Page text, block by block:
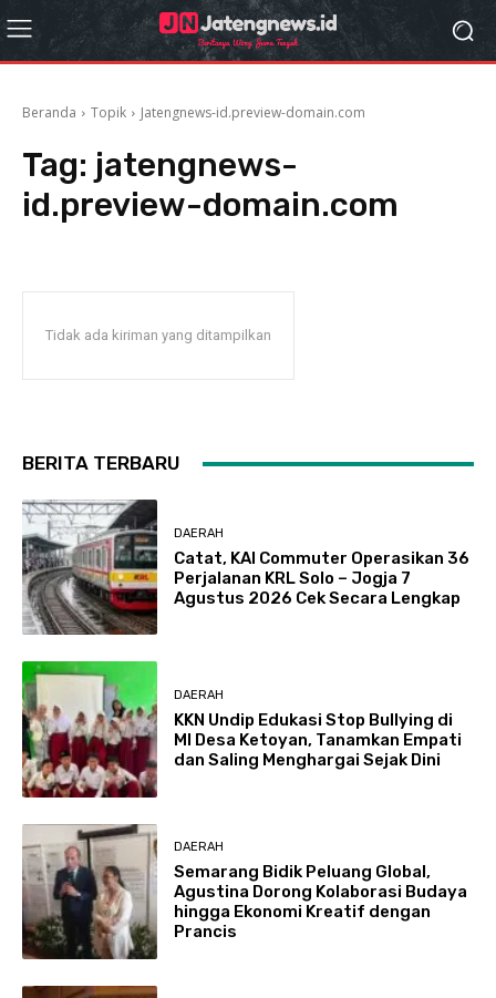
Beranda Topik Jatengnews-id.preview-domain.com
Tag: jatengnews-
id.preview-domain.com
Tidak ada kiriman yang ditampilkan
BERITA TERBARU
DAERAH
Catat, KAI Commuter Operasikan 36
Perjalanan KRL Solo – Jogja 7
Agustus 2026 Cek Secara Lengkap
DAERAH
KKN Undip Edukasi Stop Bullying di
MI Desa Ketoyan, Tanamkan Empati
dan Saling Menghargai Sejak Dini
DAERAH
Semarang Bidik Peluang Global,
Agustina Dorong Kolaborasi Budaya
hingga Ekonomi Kreatif dengan
Prancis